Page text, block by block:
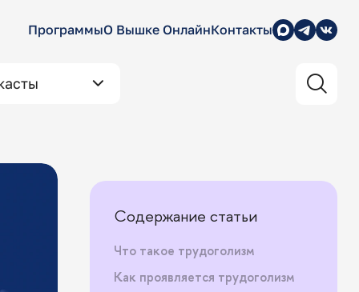
ПрограммыО Вышке ОнлайнКонтакты
Содержание статьи
Что такое трудоголизм
Как проявляется трудоголизм